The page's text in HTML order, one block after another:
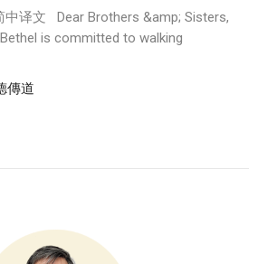
中译文 Dear Brothers &amp; Sisters,
is committed to walking
傳道